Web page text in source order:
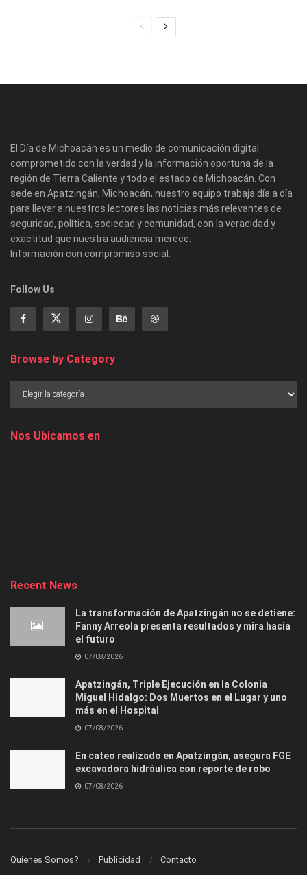
El Día de Michoacán es un medio de comunicación digital
comprometido con la verdad y la información oportuna de la
región de Tierra Caliente y todo el estado de Michoacán. Con
sede en Apatzingán, Michoacán, nuestro equipo trabaja día a día
para llevar a nuestros lectores las noticias más relevantes de
seguridad, política, sociedad y comunidad, con la veracidad y
exactitud que nuestra audiencia merece.
Información con compromiso social.
Follow Us
Browse by Category
Nos Ubicamos en
Recent News
La transformación de Apatzingán no se detiene:
Fanny Arreola presenta resultados y mira hacia
el futuro
07/08/2026
Apatzingán, Triple Ejecución en la Colonia
Miguel Hidalgo: Dos Muertos en el Lugar y uno
más en el Hospital
07/08/2026
En cateo realizado en Apatzingán, asegura FGE
excavadora hidráulica con reporte de robo
07/08/2026
Quienes Somos? Publicidad Contacto